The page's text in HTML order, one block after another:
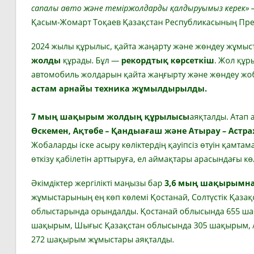
сапалы авто және теміржолдарды қалдыруымыз керек»
Қасым-Жомарт Тоқаев Қазақстан Республикасының
2024 жылы құрылыс, қайта жаңарту және жөндеу
жолды құрады. Бұл — рекордтық көрсеткіш. Жол
автомобиль жолдарын қайта жаңғырту және жөндеу
астам арнайы техника жұмылдырылды.
7 мың шақырым жолдың құрылысыаяқталды. Атап
Өскемен, Ақтөбе – Қандыағаш және Атырау –
Жобаларды іске асыру көліктердің қауіпсіз өтуін
өткізу қабілетін арттыруға, ел аймақтары арасындағы
Әкімдіктер жергілікті маңызы бар 3,6 мың
жұмыстарының ең көп көлемі Қостанай, Солтүстік
облыстарында орындалды. Қостанай облысында 655
шақырым, Шығыс Қазақстан облысында 305
272 шақырым жұмыстары аяқталды.